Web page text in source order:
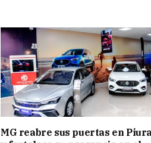
MG reabre sus puertas en Piura